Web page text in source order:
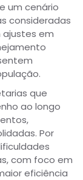
um cenário
consideradas
ajustes em
que
ao longo
Por
com foco em
eficiência